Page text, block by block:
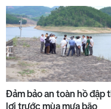
Bộ
Đảm bảo an toàn hồ đập
lợi trước mùa mưa bão